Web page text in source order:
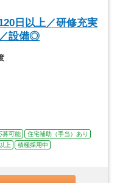
日以上／研修充実
設備◎
募可能
住宅補助（手当）あり
上
積極採用中